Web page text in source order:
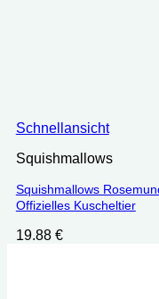
Schnellansicht
Squishmallows
Squishmallows
Offizielles Kuscheltier
19.88 €